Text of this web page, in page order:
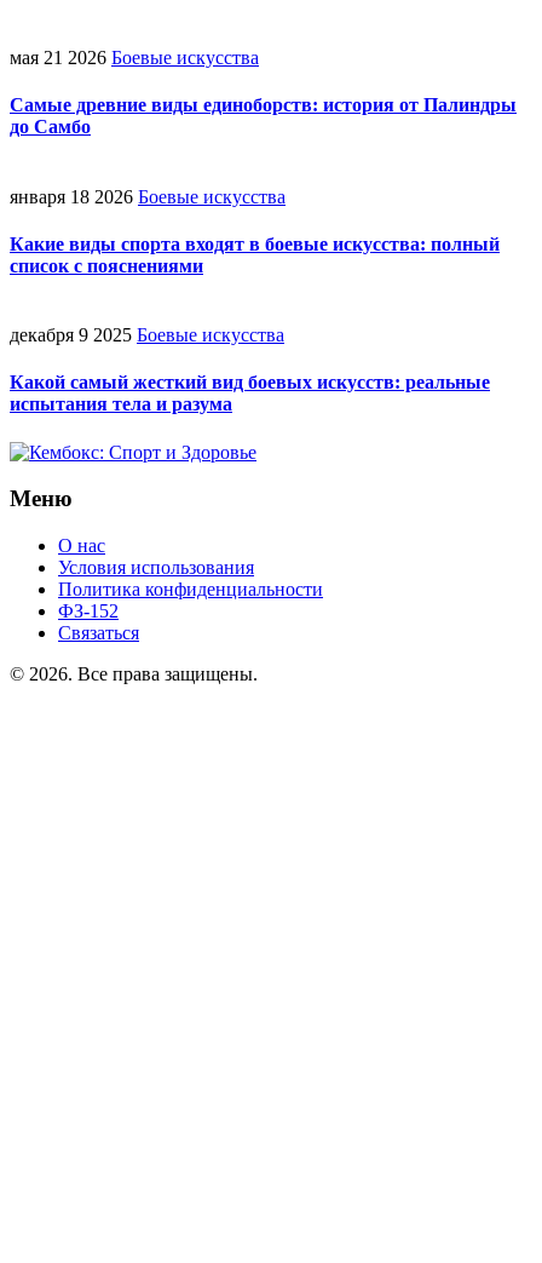
мая 21 2026 Боевые искусства
Самые древние виды единоборств: история от Палиндры
до Самбо
января 18 2026 Боевые искусства
Какие виды спорта входят в боевые искусства: полный
список с пояснениями
декабря 9 2025 Боевые искусства
Какой самый жесткий вид боевых искусств: реальные
испытания тела и разума
Меню
О нас
Условия использования
Политика конфиденциальности
ФЗ-152
Связаться
© 2026. Все права защищены.